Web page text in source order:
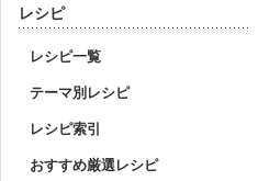
レシピ
レシピ一覧
テーマ別レシピ
レシピ索引
おすすめ厳選レシピ